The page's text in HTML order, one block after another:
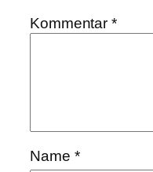
Kommentar*
Name *